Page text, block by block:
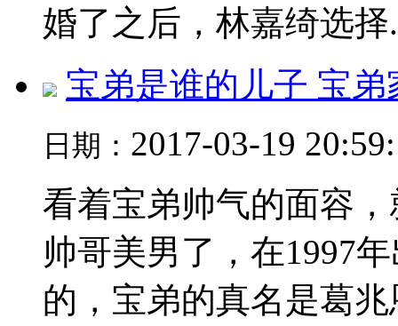
婚了之后，林嘉绮选择
宝弟是谁的儿子 宝
日期： 2017-03-19
看着宝弟帅气的面容
帅哥美男了，在1997
的，宝弟的真名是葛